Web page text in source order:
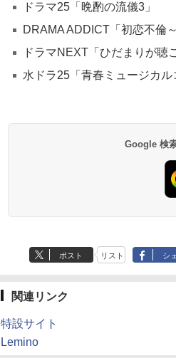
ドラマ25「晩酌の流儀3」
DRAMA ADDICT「初恋不倫
ドラマNEXT「ひだまりが聴
水ドラ25「青春ミュージカ
Google 検
ポスト リスト シ
関連リンク
特設サイト
Lemino